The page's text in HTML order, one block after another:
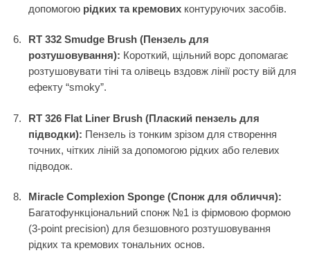
допомогою рідких та кремових контуруючих засобів.
RT 332 Smudge Brush (Пензель для
розтушовування): Короткий, щільний ворс допомагає
розтушовувати тіні та олівець вздовж лінії росту вій для
ефекту “smoky”.
RT 326 Flat Liner Brush (Плаский пензель для
підводки): Пензель із тонким зрізом для створення
точних, чітких ліній за допомогою рідких або гелевих
підводок.
Miracle Complexion Sponge (Спонж для обличчя):
Багатофункціональний спонж №1 із фірмовою формою
(3-point precision) для безшовного розтушовування
рідких та кремових тональних основ.